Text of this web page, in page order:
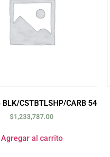
BLK/CSTBTLSHP/CARB 54
$1,233,787.00
Agregar al carrito